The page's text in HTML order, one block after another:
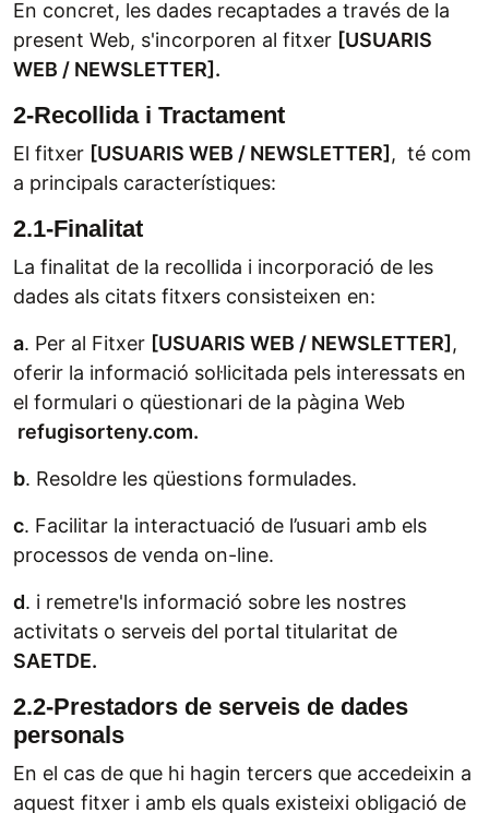
En concret, les dades recaptades a través de la
present Web, s'incorporen al fitxer [USUARIS
WEB / NEWSLETTER].
2-Recollida i Tractament
El fitxer [USUARIS WEB / NEWSLETTER] , té com
a principals característiques:
2.1-Finalitat
La finalitat de la recollida i incorporació de les
dades als citats fitxers consisteixen en:
a. Per al Fitxer [USUARIS WEB / NEWSLETTER] ,
oferir la informació sol·licitada pels interessats en
el formulari o qüestionari de la pàgina Web
refugisorteny.com.
b. Resoldre les qüestions formulades.
c. Facilitar la interactuació de l’usuari amb els
processos de venda on-line.
d. i remetre'ls informació sobre les nostres
activitats o serveis del portal titularitat de
SAETDE.
2.2-Prestadors de serveis de dades
personals
En el cas de que hi hagin tercers que accedeixin a
aquest fitxer i amb els quals existeixi obligació de